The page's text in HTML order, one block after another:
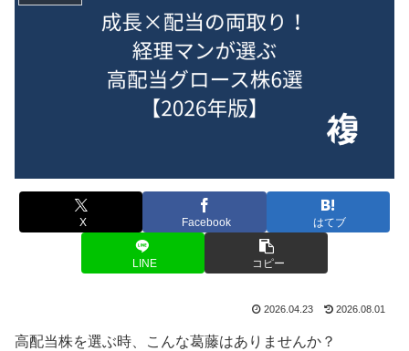
X Facebook はてブ
LINE コピー
2026.04.23 2026.08.01
高配当株を選ぶ時、こんな葛藤はありませんか？